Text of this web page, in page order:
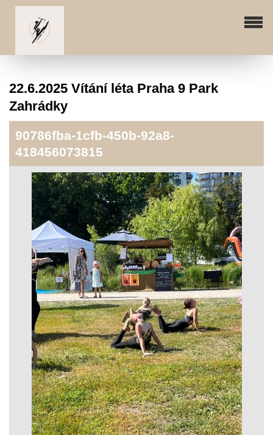
22.6.2025 Vítání léta Praha 9 Park
Zahrádky
90786fba-1cfb-450b-92a8-
418456073815